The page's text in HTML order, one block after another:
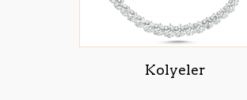
Kolyeler